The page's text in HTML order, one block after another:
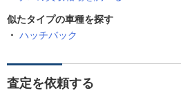
似たタイプの車種を探す
ハッチバック
査定を依頼する